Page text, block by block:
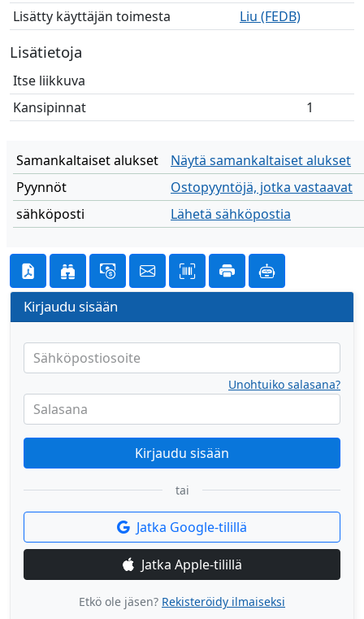
Lisätty käyttäjän toimesta
Liu (FEDB)
Lisätietoja
Itse liikkuva
Kansipinnat
1
Samankaltaiset alukset
Näytä samankaltaiset alukset
Pyynnöt
Ostopyyntöjä, jotka vastaavat
sähköposti
Lähetä sähköpostia
Kirjaudu sisään
Sähköpostiosoite
Salasana
Unohtuiko salasana?
Kirjaudu sisään
tai
Jatka Google-tilillä
Jatka Apple-tilillä
Etkö ole jäsen? Rekisteröidy ilmaiseksi